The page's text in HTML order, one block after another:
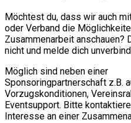
Möchtest du, dass wir auch
oder Verband die
Zusammenarbeit anschauen?
nicht und melde dich
Möglich sind neben einer
Sponsoringpartnerschaft z.B.
Vorzugskonditionen,
Eventsupport. Bitte
Interesse an einer